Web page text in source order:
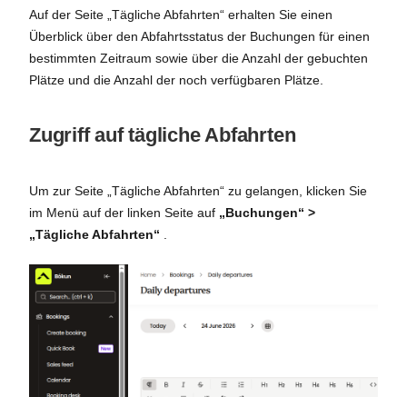
Auf der Seite „Tägliche Abfahrten“ erhalten Sie einen
Überblick über den Abfahrtsstatus der Buchungen für einen
bestimmten Zeitraum sowie über die Anzahl der gebuchten
Plätze und die Anzahl der noch verfügbaren Plätze.
Zugriff auf tägliche Abfahrten
Um zur Seite „Tägliche Abfahrten“ zu gelangen, klicken Sie
im Menü auf der linken Seite auf „Buchungen“ >
„Tägliche Abfahrten“